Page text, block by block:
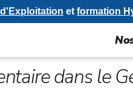
dans le
et formation